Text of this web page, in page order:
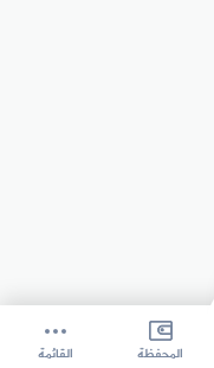
المحفظة
القائمة